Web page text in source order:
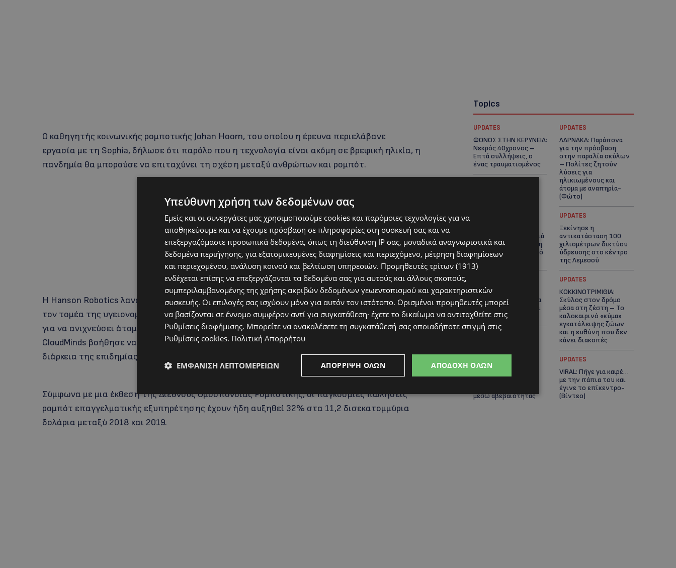
Ο καθηγητής κοινωνικής ρομποτικής Johan Hoorn, του οποίου η έρευνα περιελάβανε
εργασία με τη Sophia, δήλωσε ότι παρόλο που η τεχνολογία είναι ακόμη σε βρεφική ηλικία, η
πανδημία θα μπορούσε να επιταχύνει τη σχέση μεταξύ ανθρώπων και ρομπότ.
Η Hanson Robotics λανσάρει ένα ρομπότ φέτος που ονομάζεται Grace, που αναπτύχθηκε για
τον τομέα της υγειονομικής περίθαλψης. Το ρομπότ της SoftBank Robotics αναπτύχθηκε
για να ανιχνεύσει άτομα που δεν φορούσαν μάσκες. Στην Κίνα, η εταιρεία ρομποτικής
CloudMinds βοήθησε να δημιουργήσει ένα νοσοκομείο που λειτουργεί με ρομπότ κατά τη
διάρκεια της επιδημίας του κοροναϊού στο Wuhan.
Σύμφωνα με μια έκθεση της Διεθνούς Ομοσπονδίας Ρομποτικής, οι παγκόσμιες πωλήσεις
ρομπότ επαγγελματικής εξυπηρέτησης έχουν ήδη αυξηθεί 32% στα 11,2 δισεκατομμύρια
δολάρια μεταξύ 2018 και 2019.
Topics
UPDATES
ΦΟΝΟΣ ΣΤΗΝ ΚΕΡΥΝΕΙΑ:
Νεκρός 40χρονος –
Επτά συλλήψεις, ο
ένας τραυματισμένος
UPDATES
ΛΑΡΝΑΚΑ: Παράπονα
για την πρόσβαση
στην παραλία σκύλων
– Πολίτες ζητούν
λύσεις για
ηλικιωμένους και
άτομα με αναπηρία-
(Φώτο)
αναγνωρισμένα κρασιά
στην κορυφαία σχέση
ποιότητας-τιμής από
τη Lidl Κύπρου
UPDATES
Ξεκίνησε η
αντικατάσταση 100
χιλιομέτρων δικτύου
ύδρευσης στο κέντρο
της Λεμεσού
Η Mercedes-Benz
γιορτάζει έναν αιώνα
ιστορίας και κοιτάζει
προς το μέλλον
UPDATES
ΚΟΚΚΙΝΟΤΡΙΜΙΘΙΑ:
Σκύλος στον δρόμο
μέσα στη ζέστη – Το
καλοκαιρινό «κύμα»
εγκατάλειψης ζώων
και η ευθύνη που δεν
κάνει διακοπές
μέσω αβεβαιότητας
UPDATES
VIRAL: Πήγε για καφέ…
με την πάπια του και
έγινε το επίκεντρο-
(Βίντεο)
Υπεύθυνη χρήση των δεδομένων σας
Εμείς και οι συνεργάτες μας χρησιμοποιούμε cookies και παρόμοιες τεχνολογίες για να
αποθηκεύουμε και να έχουμε πρόσβαση σε πληροφορίες στη συσκευή σας και να
επεξεργαζόμαστε προσωπικά δεδομένα, όπως τη διεύθυνση IP σας, μοναδικά αναγνωριστικά και
δεδομένα περιήγησης, για εξατομικευμένες διαφημίσεις και περιεχόμενο, μέτρηση διαφημίσεων
και περιεχομένου, ανάλυση κοινού και βελτίωση υπηρεσιών. Προμηθευτές τρίτων (1913)
ενδέχεται επίσης να επεξεργάζονται τα δεδομένα σας για αυτούς και άλλους σκοπούς,
συμπεριλαμβανομένης της χρήσης ακριβών δεδομένων γεωεντοπισμού και χαρακτηριστικών
συσκευής. Οι επιλογές σας ισχύουν μόνο για αυτόν τον ιστότοπο. Ορισμένοι προμηθευτές μπορεί
να βασίζονται σε έννομο συμφέρον αντί για συγκατάθεση· έχετε το δικαίωμα να αντιταχθείτε στις
Ρυθμίσεις διαφήμισης. Μπορείτε να ανακαλέσετε τη συγκατάθεσή σας οποιαδήποτε στιγμή στις
Ρυθμίσεις cookies. Πολιτική Απορρήτου
ΑΠΟΔΟΧΉ ΌΛΩΝ
ΑΠΌΡΡΙΨΗ ΌΛΩΝ
ΕΜΦΆΝΙΣΗ ΛΕΠΤΟΜΕΡΕΙΏΝ